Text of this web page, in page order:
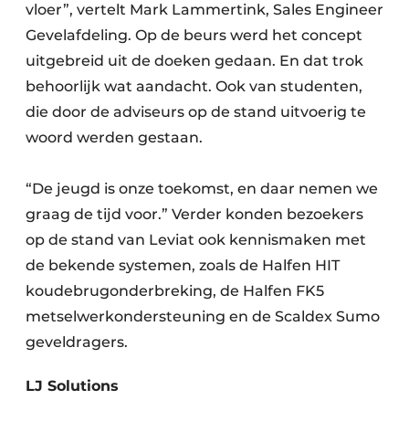
vloer”, vertelt Mark Lammertink, Sales Engineer
Gevelafdeling. Op de beurs werd het concept
uitgebreid uit de doeken gedaan. En dat trok
behoorlijk wat aandacht. Ook van studenten,
die door de adviseurs op de stand uitvoerig te
woord werden gestaan.
“De jeugd is onze toekomst, en daar nemen we
graag de tijd voor.” Verder konden bezoekers
op de stand van Leviat ook kennismaken met
de bekende systemen, zoals de Halfen HIT
koudebrugonderbreking, de Halfen FK5
metselwerkondersteuning en de Scaldex Sumo
geveldragers.
LJ Solutions